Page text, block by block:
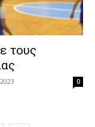
τους
0